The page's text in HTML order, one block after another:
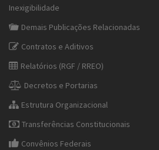
Inexigibilidade
Demais Publicações Relacionadas
Contratos e Aditivos
Relatórios (RGF / RREO)
Decretos e Portarias
Estrutura Organizacional
Transferências Constitucionais
Convênios Federais